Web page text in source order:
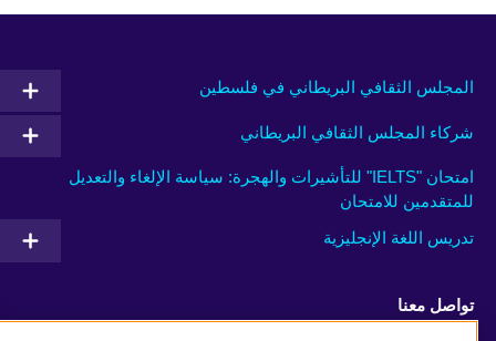
المجلس الثقافي البريطاني في فلسطين
شركاء المجلس الثقافي البريطاني
امتحان "IELTS" للتأشيرات والهجرة: سياسة الإلغاء والتعديل
للمتقدمين للامتحان
تدريس اللغة الإنجليزية
تواصل معنا